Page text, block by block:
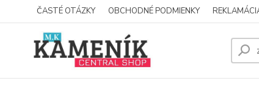
ČASTÉ OTÁZKY OBCHODNÉ PODMIENKY